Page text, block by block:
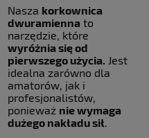
Nasza korkownica
dwuramienna to
narzędzie, które
wyróżnia się od
pierwszego użycia. Jest
idealna zarówno dla
amatorów, jak i
profesjonalistów,
ponieważ nie wymaga
dużego nakładu sił